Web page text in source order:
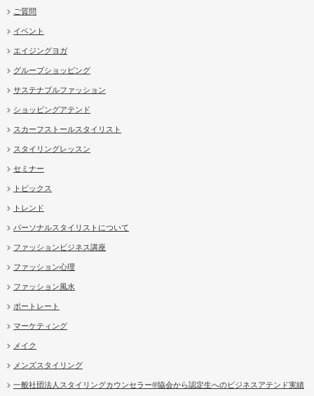
ご質問
イベント
エイジングヨガ
グループショッピング
サステナブルファッション
ショッピングアテンド
スカーフストールスタイリスト
スタイリングレッスン
セミナー
トピックス
トレンド
パーソナルスタイリストについて
ファッションビジネス講座
ファッション心理
ファッション風水
ポートレート
マーケティング
メイク
メンズスタイリング
一般社団法人スタイリングカウンセラー®協会から認定生へのビジネスアテンド実績